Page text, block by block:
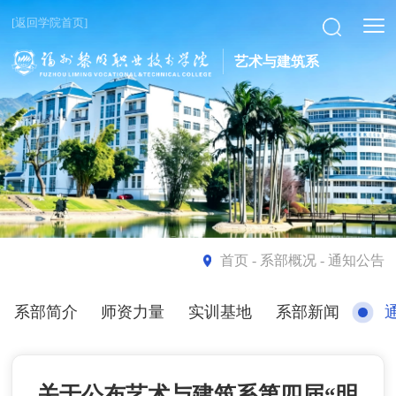
[返回学院首页]
艺术与建筑系
首页- 系部概况 - 通知公告
系部简介 师资力量 实训基地 系部新闻